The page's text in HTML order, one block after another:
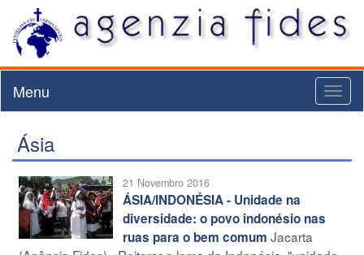
Menu
Ásia
21 Novembro 2016
ÁSIA/INDONÉSIA - Unidade na
diversidade: o povo indonésio nas
ruas para o bem comum Jacarta